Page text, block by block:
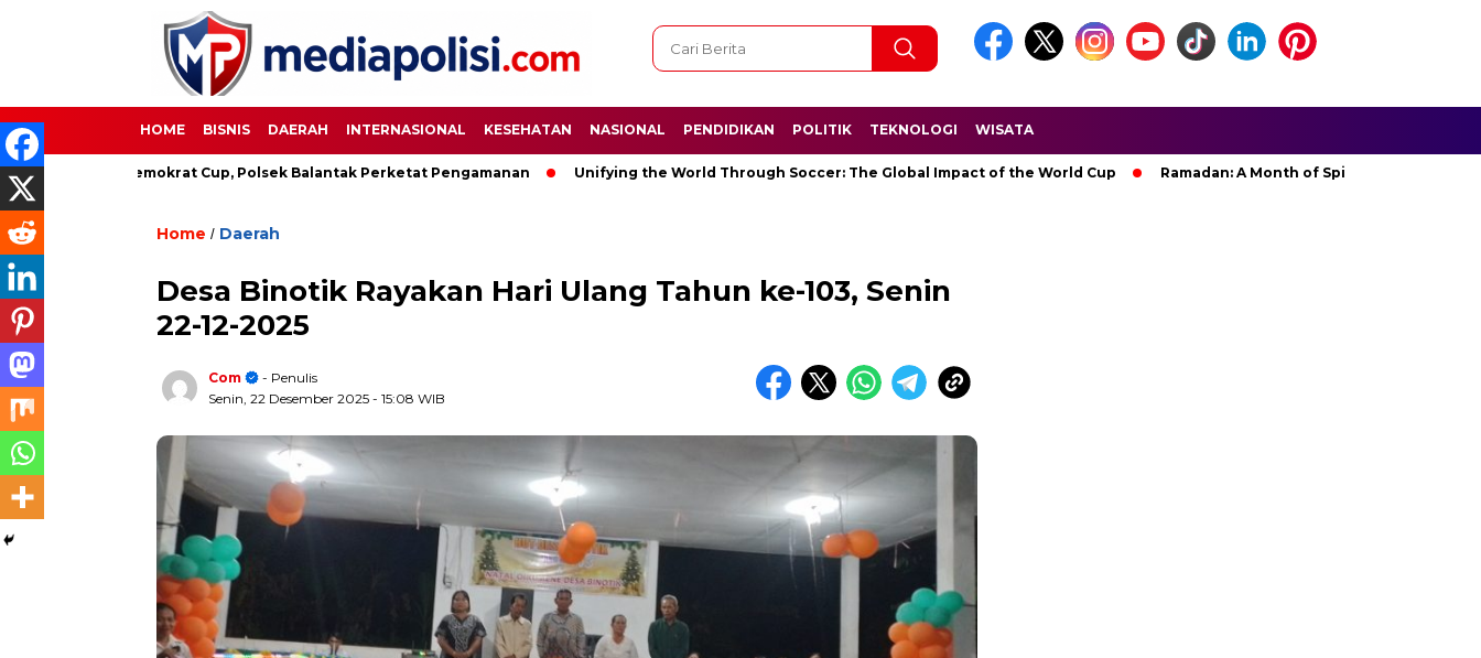
HOME BISNIS DAERAH INTERNASIONAL KESEHATAN NASIONAL PENDIDIKAN POLITIK TEKNOLOGI WISATA
Demokrat Cup, Polsek Balantak Perketat Pengamanan Unifying the World Through Soccer: The Global Impact of the World Cup Ramadan: A Month of Spiritual Reflection,
Home / Daerah
Desa Binotik Rayakan Hari Ulang Tahun ke-103, Senin
22-12-2025
Com
- Penulis
Senin, 22 Desember 2025 - 15:08 WIB